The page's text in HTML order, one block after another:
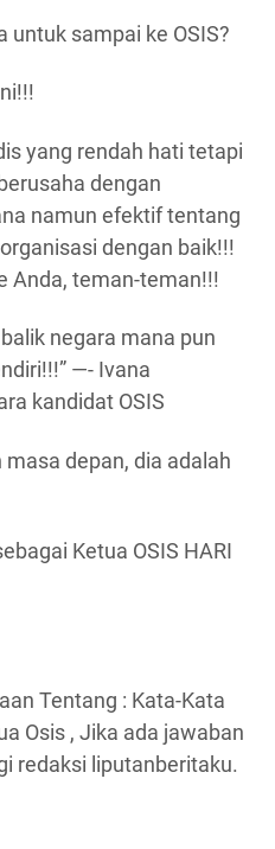
untuk sampai ke OSIS?
yang rendah hati tetapi
dengan
namun efektif tentang
dengan baik!!!
Anda, teman-teman!!!
negara mana pun
—- Ivana
kandidat OSIS
depan, dia adalah
Ketua OSIS HARI
Tentang : Kata-Kata
Osis , Jika ada jawaban
redaksi liputanberitaku.